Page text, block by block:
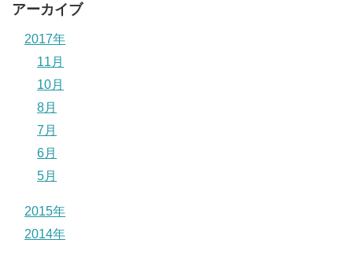
アーカイブ
2017年
11月
10月
8月
7月
6月
5月
2015年
2014年